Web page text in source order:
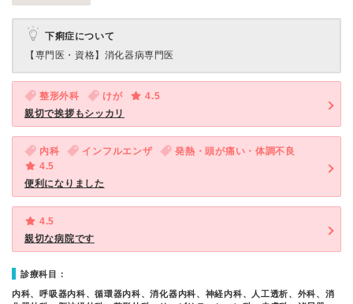
下痢症について
【専門医・資格】 消化器病専門医
整形外科 けが
4.5
親切で挨拶もシッカリ
内科 インフルエンザ
発熱・頭が痛い・体調不良
4.5
便利になりました
4.5
親切な病院です
診療科目：
内科、呼吸器内科、循環器内科、消化器内科、神経内科、人工透析、外科、消